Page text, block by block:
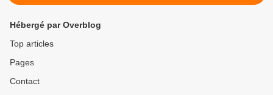
Hébergé par Overblog
Top articles
Pages
Contact